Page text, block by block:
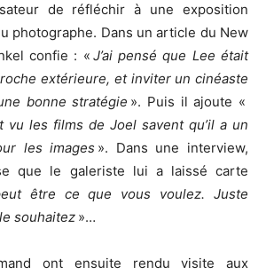
de réfléchir à une exposition
photographe. Dans un article du New
confie : « J’ai pensé que Lee était
extérieure, et inviter un cinéaste
bonne stratégie ». Puis il ajoute «
vu les films de Joel savent qu’il a un
les images ». Dans une interview,
que le galeriste lui a laissé carte
être ce que vous voulez. Juste
souhaitez »…
ont ensuite rendu visite aux